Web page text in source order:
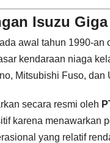
Isuzu Giga
awal tahun 1990-an
kendaraan niaga
Mitsubishi Fuso, dan
secara resmi oleh
karena menawarkan
yang relatif